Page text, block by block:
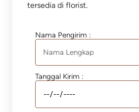
tersedia di florist.
Nama Pengirim :
Tanggal Kirim :